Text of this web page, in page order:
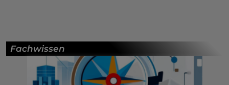
Fachwissen